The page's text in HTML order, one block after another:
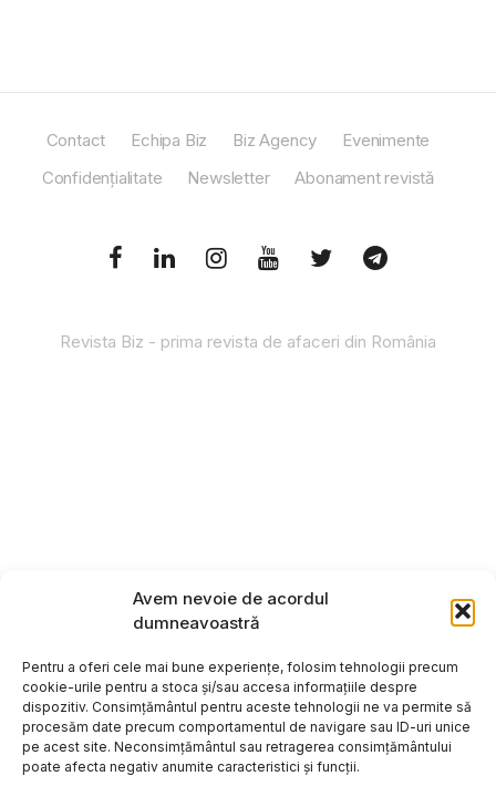
Avem nevoie de acordul
dumneavoastră
Pentru a oferi cele mai bune experiențe, folosim tehnologii precum
cookie-urile pentru a stoca și/sau accesa informațiile despre
dispozitiv. Consimțământul pentru aceste tehnologii ne va permite să
procesăm date precum comportamentul de navigare sau ID-uri unice
pe acest site. Neconsimțământul sau retragerea consimțământului
poate afecta negativ anumite caracteristici și funcții.
Contact Echipa Biz Biz Agency
Evenimente
Confidențialitate
Newsletter Abonament revistă
Revista Biz - prima revista de afaceri din România